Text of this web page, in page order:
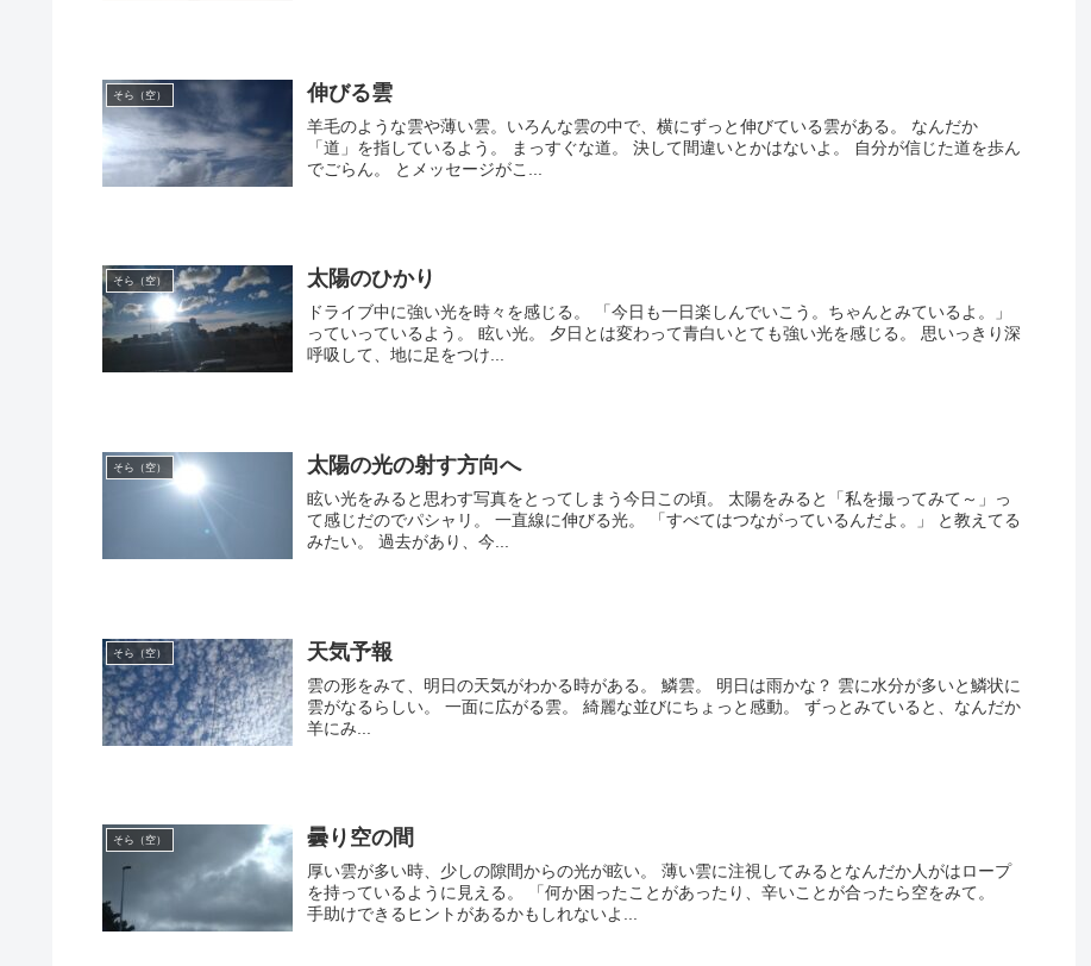
そら（空） 伸びる雲
羊毛のような雲や薄い雲。いろんな雲の中で、横にずっと伸びている雲がある。 なんだか
「道」を指しているよう。 まっすぐな道。 決して間違いとかはないよ。 自分が信じた道を歩ん
でごらん。 とメッセージがこ...
そら（空） 太陽のひかり
ドライブ中に強い光を時々を感じる。 「今日も一日楽しんでいこう。ちゃんとみているよ。」
っていっているよう。 眩い光。 夕日とは変わって青白いとても強い光を感じる。 思いっきり深
呼吸して、地に足をつけ...
そら（空） 太陽の光の射す方向へ
眩い光をみると思わす写真をとってしまう今日この頃。 太陽をみると「私を撮ってみて～」っ
て感じだのでパシャリ。 一直線に伸びる光。 「すべてはつながっているんだよ。」 と教えてる
みたい。 過去があり、今...
そら（空） 天気予報
雲の形をみて、明日の天気がわかる時がある。 鱗雲。 明日は雨かな？ 雲に水分が多いと鱗状に
雲がなるらしい。 一面に広がる雲。 綺麗な並びにちょっと感動。 ずっとみていると、なんだか
羊にみ...
そら（空） 曇り空の間
厚い雲が多い時、少しの隙間からの光が眩い。 薄い雲に注視してみるとなんだか人がはロープ
を持っているように見える。 「何か困ったことがあったり、辛いことが合ったら空をみて。
手助けできるヒントがあるかもしれないよ...